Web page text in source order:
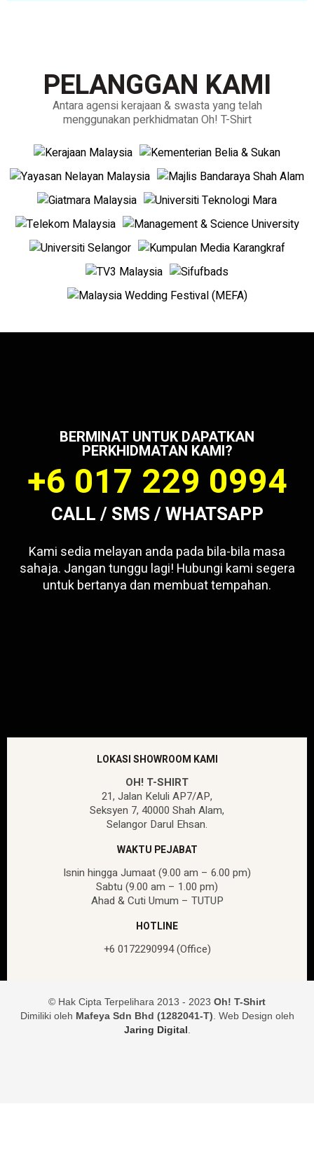
PELANGGAN KAMI
Antara agensi kerajaan & swasta yang telah
menggunakan perkhidmatan Oh! T-Shirt
BERMINAT UNTUK DAPATKAN
PERKHIDMATAN KAMI?
+6 017 229 0994
CALL / SMS / WHATSAPP
Kami sedia melayan anda pada bila-bila masa
sahaja. Jangan tunggu lagi! Hubungi kami segera
untuk bertanya dan membuat tempahan.
LOKASI SHOWROOM KAMI
OH! T-SHIRT
21, Jalan Keluli AP7/AP,
Seksyen 7, 40000 Shah Alam,
Selangor Darul Ehsan.
WAKTU PEJABAT
Isnin hingga Jumaat (9.00 am – 6.00 pm)
Sabtu (9.00 am – 1.00 pm)
Ahad & Cuti Umum – TUTUP
HOTLINE
+6 0172290994 (Office)
© Hak Cipta Terpelihara 2013 - 2023 Oh! T-Shirt
Dimiliki oleh Mafeya Sdn Bhd (1282041-T) . Web Design oleh
Jaring Digital